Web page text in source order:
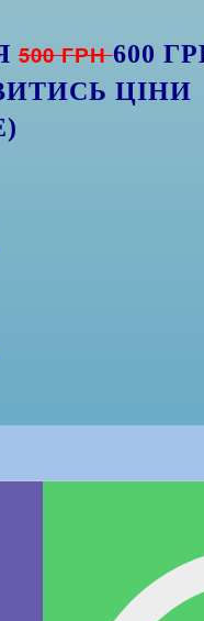
500 ГРН600
ЦІНИ